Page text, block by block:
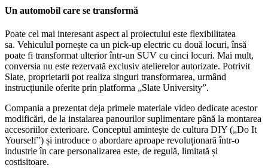
Un automobil care se transformă
Poate cel mai interesant aspect al proiectului este flexibilitatea
sa. Vehiculul pornește ca un pick-up electric cu două locuri, însă
poate fi transformat ulterior într-un SUV cu cinci locuri. Mai mult,
conversia nu este rezervată exclusiv atelierelor autorizate. Potrivit
Slate, proprietarii pot realiza singuri transformarea, urmând
instrucțiunile oferite prin platforma „Slate University”.
Compania a prezentat deja primele materiale video dedicate acestor
modificări, de la instalarea panourilor suplimentare până la montarea
accesoriilor exterioare. Conceptul amintește de cultura DIY („Do It
Yourself”) și introduce o abordare aproape revoluționară într-o
industrie în care personalizarea este, de regulă, limitată și
costisitoare.